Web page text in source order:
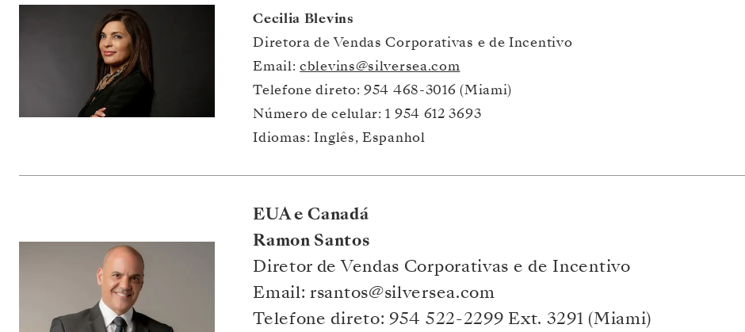
Cecilia Blevins
Diretora de Vendas Corporativas e de Incentivo
Email: cblevins@silversea.com
Telefone direto: 954 468-3016 (Miami)
Número de celular: 1 954 612 3693
Idiomas: Inglês, Espanhol
EUA e Canadá
Ramon Santos
Diretor de Vendas Corporativas e de Incentivo
Email: rsantos@silversea.com
Telefone direto: 954 522-2299 Ext. 3291 (Miami)